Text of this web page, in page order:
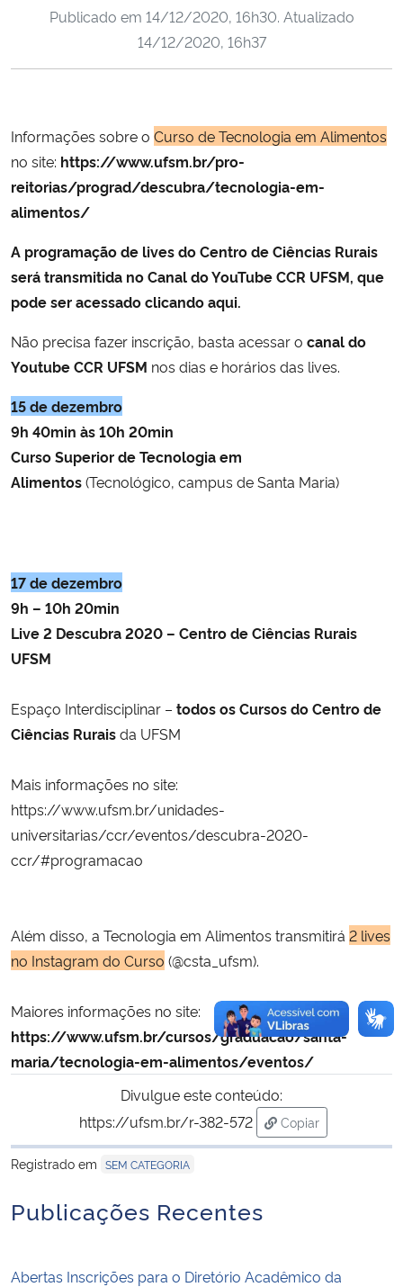
Ministério da Cidadania
Ministério da Ciência, Tecnologia, Inovações e Comunicações
Ministério do Meio Ambiente
Ministério do Turismo
Ministério do Desenvolvimento Regional
Controladoria-Geral da União
Ministério da Mulher, da Família e dos Direitos Humanos
Secretaria de Governo
Advocacia-Geral da União
Banco Central do Brasil
Publicado em 14/12/2020, 16h30. Atualizado
14/12/2020, 16h37
Informações sobre o Curso de Tecnologia em Alimentos
no site: https://www.ufsm.br/pro-
reitorias/prograd/descubra/tecnologia-em-
alimentos/
A programação de lives do Centro de Ciências Rurais
será transmitida no Canal do YouTube CCR UFSM, que
pode ser acessado clicando aqui.
Não precisa fazer inscrição, basta acessar o canal do
Youtube CCR UFSM nos dias e horários das lives.
15 de dezembro
9h 40min às 10h 20min
Curso Superior de Tecnologia em
Alimentos(Tecnológico, campus de Santa Maria)
17 de dezembro
9h – 10h 20min
Live 2 Descubra 2020 – Centro de Ciências Rurais
UFSM
Espaço Interdisciplinar – todos os Cursos do Centro de
Ciências Ruraisda UFSM
Mais informações no site:
https://www.ufsm.br/unidades-
universitarias/ccr/eventos/descubra-2020-
ccr/#programacao
Além disso, a Tecnologia em Alimentos transmitirá 2 lives
no Instagram do Curso (@csta_ufsm).
Maiores informações no site:
https://www.ufsm.br/cursos/graduacao/santa-
maria/tecnologia-em-alimentos/eventos/
Divulgue este conteúdo:
https://ufsm.br/r-382-572
Copiar
para área de
Registrado em SEM CATEGORIA
Publicações Recentes
Abertas Inscrições para o Diretório Acadêmico da